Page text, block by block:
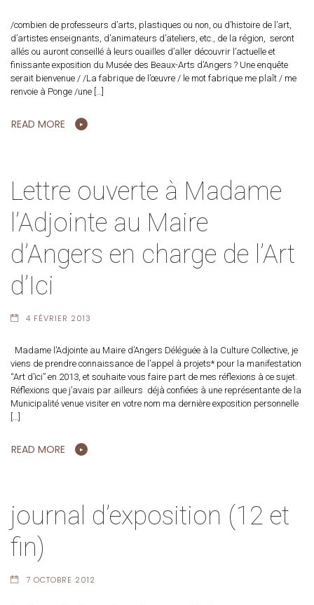
/combien de professeurs d’arts, plastiques ou non, ou d’histoire de l’art,
d’artistes enseignants, d’animateurs d’ateliers, etc., de la région, seront
allés ou auront conseillé à leurs ouailles d’aller découvrir l’actuelle et
finissante exposition du Musée des Beaux-Arts d’Angers ? Une enquête
serait bienvenue / /La fabrique de l’œuvre / le mot fabrique me plaît / me
renvoie à Ponge /une […]
READ MORE
Lettre ouverte à Madame
l’Adjointe au Maire
d’Angers en charge de l’Art
d’Ici
4 FÉVRIER 2013
Madame l’Adjointe au Maire d’Angers Déléguée à la Culture Collective, je
viens de prendre connaissance de l’appel à projets* pour la manifestation
“Art d’ici” en 2013, et souhaite vous faire part de mes réflexions à ce sujet.
Réflexions que j’avais par ailleurs déjà confiées à une représentante de la
Municipalité venue visiter en votre nom ma dernière exposition personnelle
READ MORE
journal d’exposition (12 et
fin)
7 OCTOBRE 2012